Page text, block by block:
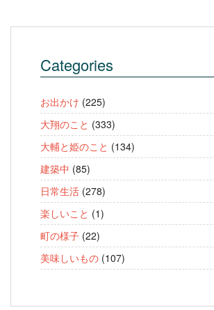
Categories
お出かけ (225)
大翔のこと (333)
大輔と姫のこと (134)
建築中 (85)
日常生活 (278)
楽しいこと (1)
町の様子 (22)
美味しいもの (107)